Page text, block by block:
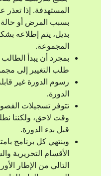
المستهدفة. إذا تعذر
بسبب المرض أو
بديل، يتم إطلاعه
المجموعة.
بمجرد أن يبدأ
طلب التغيير إلى
رسوم الدورة غير
الدورة.
تتوفر تسجيلات
وقت لاحق، ولكننا
قبل بدء الدورة.
وينتهي كل برنامج
الأقسام التحريرية
التالي من الإطار